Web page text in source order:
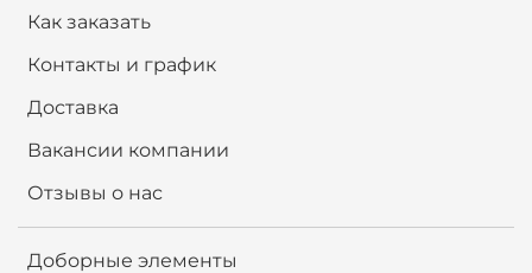
Как заказать
Контакты и график
Доставка
Вакансии компании
Отзывы о нас
Доборные элементы